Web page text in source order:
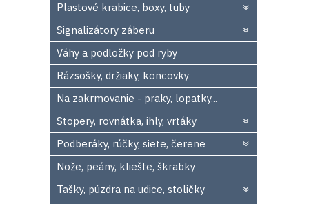
Plastové krabice, boxy, tuby
Signalizátory záberu
Váhy a podložky pod ryby
Rázsošky, držiaky, koncovky
Na zakrmovanie - praky, lopatky...
Stopery, rovnátka, ihly, vrtáky
Podberáky, rúčky, siete, čerene
Nože, peány, kliešte, škrabky
Tašky, púzdra na udice, stoličky